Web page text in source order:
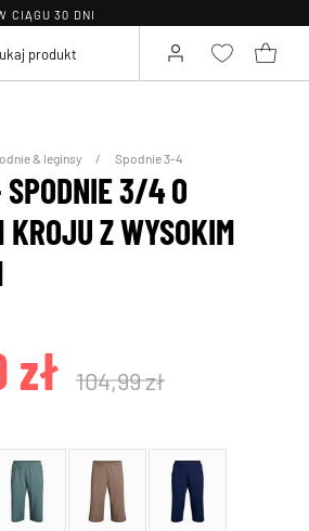
CIĄGU 30 DNI
& leginsy Spodnie 3-4
3/4 O
KROJU Z WYSOKIM
zł 104,99 zł